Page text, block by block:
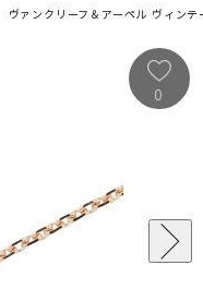
ヴァンクリーフ＆アーペル ヴィン
0